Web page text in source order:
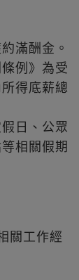
滿酬金。
例》為受
得底薪總
日、公眾
相關假期
關工作經